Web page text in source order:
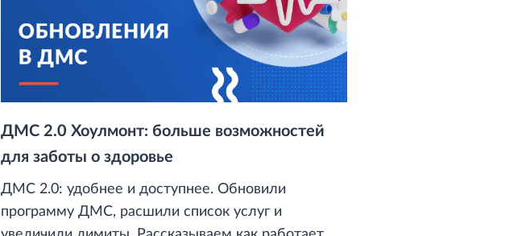
ДМС 2.0 Хоулмонт: больше возможностей
для заботы о здоровье
ДМС 2.0: удобнее и доступнее. Обновили
программу ДМС, расшили список услуг и